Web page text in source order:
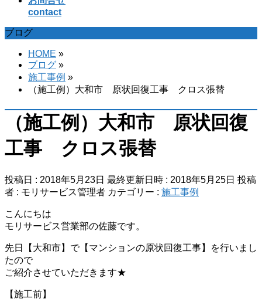
contact
ブログ
HOME »
ブログ »
施工事例 »
（施工例）大和市 原状回復工事 クロス張替
（施工例）大和市 原状回復
工事 クロス張替
投稿日 : 2018年5月23日 最終更新日時 : 2018年5月25日 投稿
者 : モリサービス管理者 カテゴリー : 施工事例
こんにちは
モリサービス営業部の佐藤です。
先日【大和市】で【マンションの原状回復工事】を行いまし
たので
ご紹介させていただきます★
【施工前】